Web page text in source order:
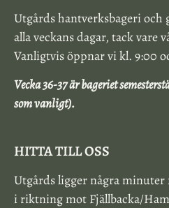
Utgårds hantverksbageri och
alla veckans dagar, tack vare
Vanligtvis öppnar vi kl. 9:00
Vecka 36-37 är bageriet
som vanligt).
HITTA TILL OSS
Utgårds ligger några
i riktning mot Fjällbacka/